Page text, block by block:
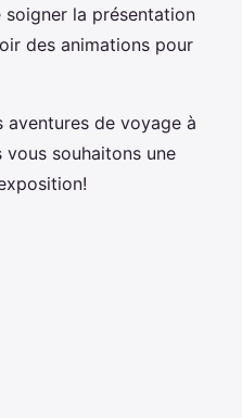
soigner la présentation
des animations pour
de voyage à
souhaitons une